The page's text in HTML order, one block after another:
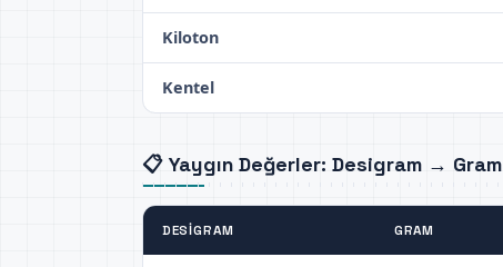
Kiloton
Kentel
📋 Yaygın Değerler: Desigram → Gram
DESIGRAM GRAM